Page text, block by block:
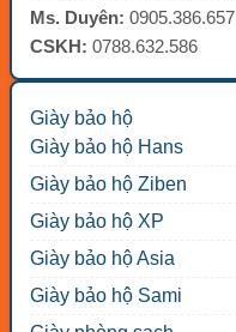
Ms. Duyên: 0905.386.657
CSKH: 0788.632.586
Giày bảo hộ
Giày bảo hộ Hans
Giày bảo hộ Ziben
Giày bảo hộ XP
Giày bảo hộ Asia
Giày bảo hộ Sami